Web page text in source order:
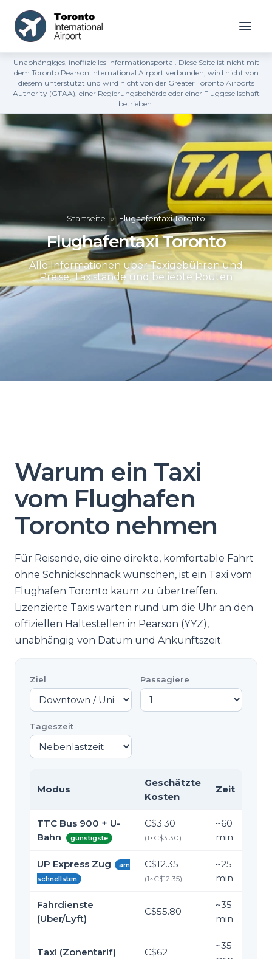
Unabhängiges, inoffizielles Informationsportal. Diese Seite ist nicht mit
dem Toronto Pearson International Airport verbunden, wird nicht von
diesem unterstützt und wird nicht von der Greater Toronto Airports
Authority (GTAA), einer Regierungsbehörde oder einer Fluggesellschaft
betrieben.
Startseite » Flughafentaxi Toronto
Flughafentaxi Toronto
Alle Informationen über Taxigebühren und
Preise, Taxistände und beliebte Routen
Warum ein Taxi
vom Flughafen
Toronto nehmen
Für Reisende, die eine direkte, komfortable Fahrt
ohne Schnickschnack wünschen, ist ein Taxi vom
Flughafen Toronto kaum zu übertreffen.
Lizenzierte Taxis warten rund um die Uhr an den
offiziellen Haltestellen in Pearson (YYZ),
unabhängig von Datum und Ankunftszeit.
Ziel Passagiere
Tageszeit
Modus
Geschätzte
Kosten
Zeit
TTC Bus 900 + U-
Bahn
günstigste
C$3.30
(1×C$3.30)
~60
min
UP Express Zug
am
schnellsten
C$12.35
(1×C$12.35)
~25
min
Fahrdienste
(Uber/Lyft)
C$55.80
~35
min
Taxi (Zonentarif) C$62
~35